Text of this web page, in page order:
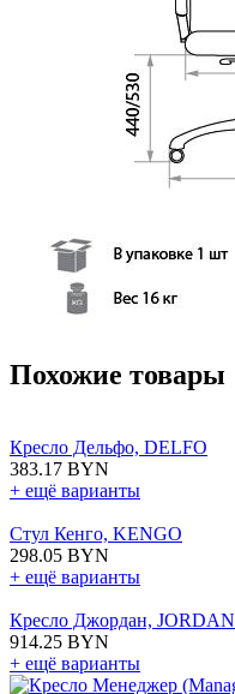
Похожие товары
Кресло Дельфо, DELFO
383.17 BYN
+ ещё варианты
Стул Кенго, KENGO
298.05 BYN
+ ещё варианты
Кресло Джордан, JORDAN
914.25 BYN
+ ещё варианты